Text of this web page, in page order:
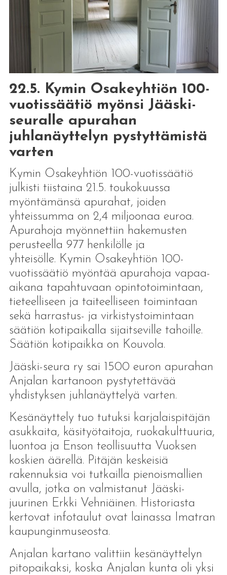
22.5. Kymin Osakeyhtiön 100-
vuotissäätiö myönsi Jääski-
seuralle apurahan
juhlanäyttelyn pystyttämistä
varten
Kymin Osakeyhtiön 100-vuotissäätiö
julkisti tiistaina 21.5. toukokuussa
myöntämänsä apurahat, joiden
yhteissumma on 2,4 miljoonaa euroa.
Apurahoja myönnettiin hakemusten
perusteella 977 henkilölle ja
yhteisölle. Kymin Osakeyhtiön 100-
vuotissäätiö myöntää apurahoja vapaa-
aikana tapahtuvaan opintotoimintaan,
tieteelliseen ja taiteelliseen toimintaan
sekä harrastus- ja virkistystoimintaan
säätiön kotipaikalla sijaitseville tahoille.
Säätiön kotipaikka on Kouvola.
Jääski-seura ry sai 1500 euron apurahan
Anjalan kartanoon pystytettävää
yhdistyksen juhlanäyttelyä varten.
Kesänäyttely tuo tutuksi karjalaispitäjän
asukkaita, käsityötaitoja, ruokakulttuuria,
luontoa ja Enson teollisuutta Vuoksen
koskien äärellä. Pitäjän keskeisiä
rakennuksia voi tutkailla pienoismallien
avulla, jotka on valmistanut Jääski-
juurinen Erkki Vehniäinen. Historiasta
kertovat infotaulut ovat lainassa Imatran
kaupunginmuseosta.
Anjalan kartano valittiin kesänäyttelyn
pitopaikaksi, koska Anjalan kunta oli yksi